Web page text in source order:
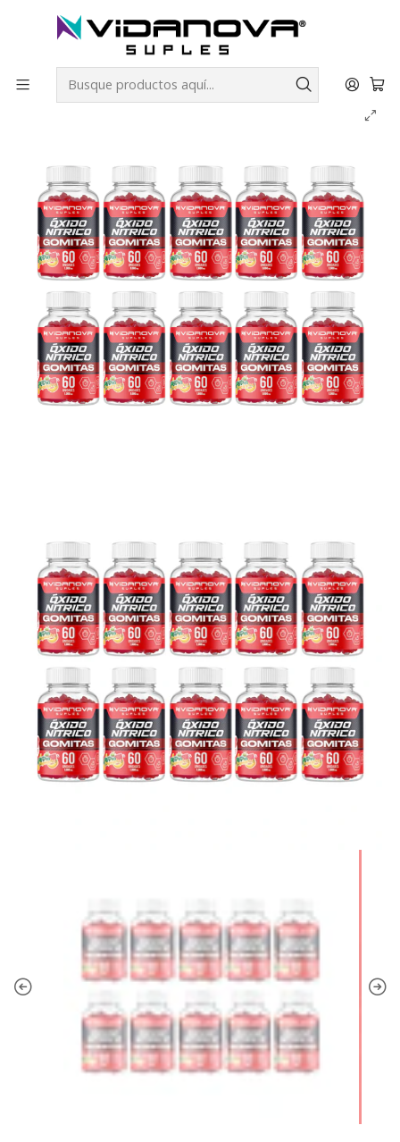
Productos Vidanova® Suples Vitaminas y Minerales
Óxido Nítrico Gomitas PACK X10 - Vidanova® Suples